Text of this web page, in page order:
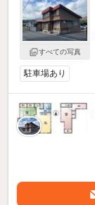
すべての写真
駐車場あり